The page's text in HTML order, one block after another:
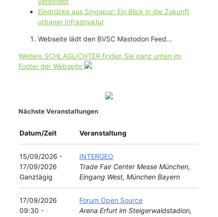
Eindrücke aus Singapur: Ein Blick in die Zukunft
urbaner Infrastruktur
Webseite lädt den BVSC Mastodon Feed...
Weitere SCHLAGLICHTER finden Sie ganz unten im
Footer der Webseite
Nächste Veranstaltungen
Datum/Zeit Veranstaltung
15/09/2026 -
17/09/2026
Ganztägig
INTERGEO
Trade Fair Center Messe München,
Eingang West, München Bayern
17/09/2026
09:30 -
Forum Open Source
Arena Erfurt im Steigerwaldstadion,